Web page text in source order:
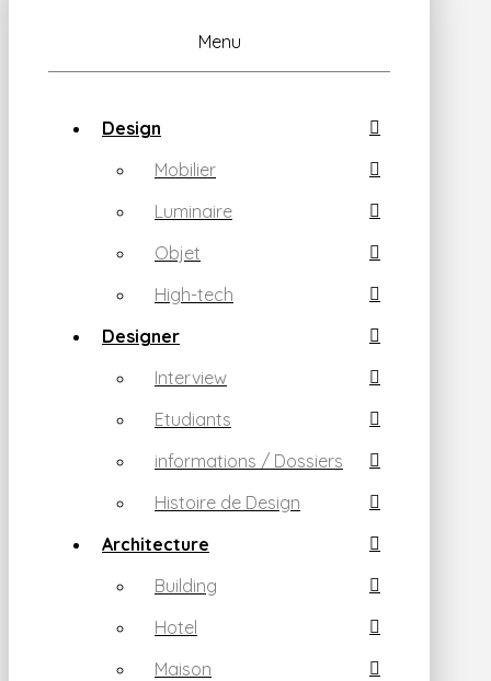
Menu
Design
Mobilier
Luminaire
Objet
High-tech
Designer
Interview
Etudiants
informations / Dossiers
Histoire de Design
Architecture
Building
Hotel
Maison